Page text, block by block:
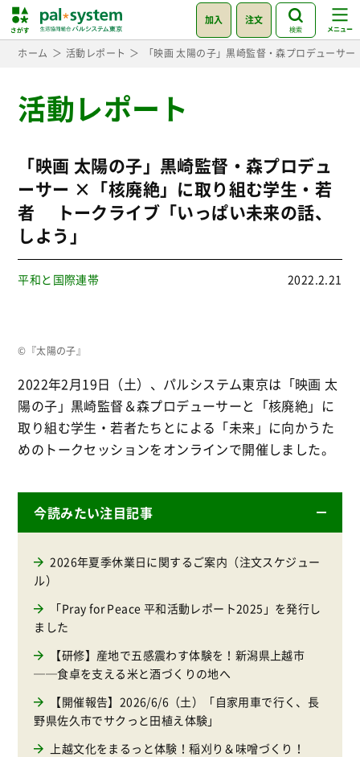
加入 注文
検索
ホーム 活動レポート 「映画 太陽の子」黒崎監督・森プロデュー
活動レポート
「映画 太陽の子」黒崎監督・森プロデュ
ーサー ×「核廃絶」に取り組む学生・若
者 トークライブ「いっぱい未来の話、
しよう」
平和と国際連帯 2022.2.21
©『太陽の子』
2022年2月19日（土）、パルシステム東京は「映画 太
陽の子」黒崎監督＆森プロデューサーと「核廃絶」に
取り組む学生・若者たちとによる「未来」に向かうた
めのトークセッションをオンラインで開催しました。
今読みたい注目記事
2026年夏季休業日に関するご案内（注文スケジュー
ル）
「Pray for Peace 平和活動レポート2025」を発行し
ました
【研修】産地で五感震わす体験を！新潟県上越市
──食卓を支える米と酒づくりの地へ
【開催報告】2026/6/6（土）「自家用車で行く、長
野県佐久市でサクっと田植え体験」
上越文化をまるっと体験！稲刈り＆味噌づくり！